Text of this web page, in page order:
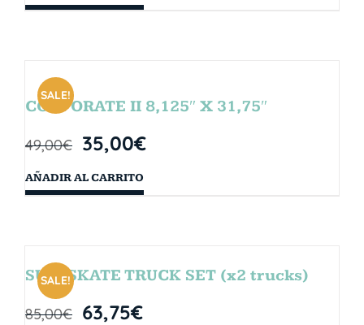
SALE!
CORPORATE II 8,125″ X 31,75″
49,00€ 35,00€
AÑADIR AL CARRITO
SALE!
SURFSKATE TRUCK SET (x2 trucks)
85,00€ 63,75€